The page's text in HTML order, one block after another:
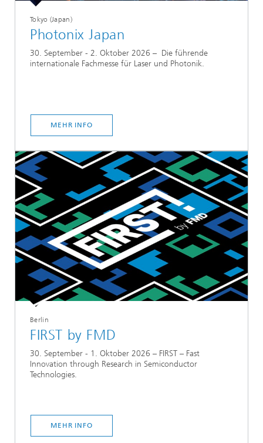
Tokyo (Japan)
Photonix Japan
30. September - 2. Oktober 2026 – Die führende
internationale Fachmesse für Laser und Photonik.
MEHR INFO
Berlin
FIRST by FMD
30. September - 1. Oktober 2026 – FIRST – Fast
Innovation through Research in Semiconductor
Technologies.
MEHR INFO